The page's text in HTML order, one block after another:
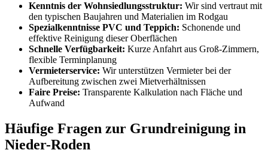
Kenntnis der Wohnsiedlungsstruktur: Wir sind vertraut mit
den typischen Baujahren und Materialien im Rodgau
Spezialkenntnisse PVC und Teppich: Schonende und
effektive Reinigung dieser Oberflächen
Schnelle Verfügbarkeit: Kurze Anfahrt aus Groß-Zimmern,
flexible Terminplanung
Vermieterservice: Wir unterstützen Vermieter bei der
Aufbereitung zwischen zwei Mietverhältnissen
Faire Preise: Transparente Kalkulation nach Fläche und
Aufwand
Häufige Fragen zur Grundreinigung in
Nieder-Roden